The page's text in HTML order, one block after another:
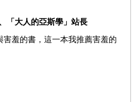
「大人的亞斯學」站長
害羞的書，這一本我推薦害羞的